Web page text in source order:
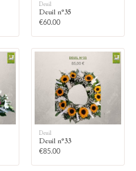
une bougie
soutien à la famille en
une bougie.
Deuil
Deuil n°35
€60.00
Deuil
Deuil n°33
€85.00